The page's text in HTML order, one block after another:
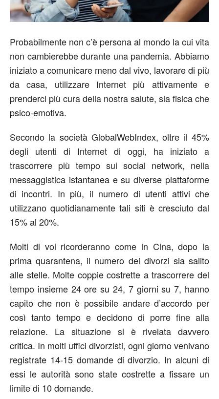
Probabilmente non c’è persona al mondo la cui vita
non cambierebbe durante una pandemia. Abbiamo
iniziato a comunicare meno dal vivo, lavorare di più
da casa, utilizzare Internet più attivamente e
prenderci più cura della nostra salute, sia fisica che
psico-emotiva.
Secondo la società GlobalWebIndex, oltre il 45%
degli utenti di Internet di oggi, ha iniziato a
trascorrere più tempo sui social network, nella
messaggistica istantanea e su diverse piattaforme
di incontri. In più, il numero di utenti attivi che
utilizzano quotidianamente tali siti è cresciuto dal
15% al ​​20%.
Molti di voi ricorderanno come in Cina, dopo la
prima quarantena, il numero dei divorzi sia salito
alle stelle. Molte coppie costrette a trascorrere del
tempo insieme 24 ore su 24, 7 giorni su 7, hanno
capito che non è possibile andare d’accordo per
così tanto tempo e decidono di porre fine alla
relazione. La situazione si è rivelata davvero
critica. In molti uffici divorzisti, ogni giorno venivano
registrate 14-15 domande di divorzio. In alcuni di
essi le autorità sono state costrette a fissare un
limite di 10 domande.